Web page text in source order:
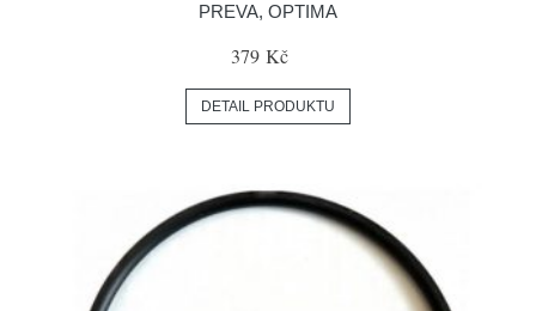
PREVA, OPTIMA
379 Kč
DETAIL PRODUKTU